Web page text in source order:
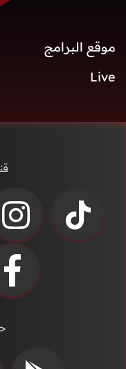
موقع البرامج
Live